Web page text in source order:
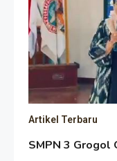
Artikel Terbaru
SMPN 3 Grogol